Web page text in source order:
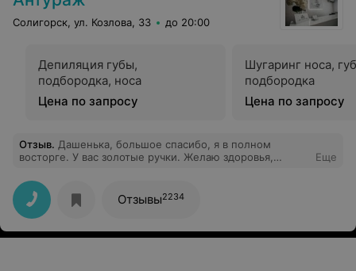
Солигорск, ул. Козлова, 33 до 20:00
Депиляция губы,
подбородка, носа
Цена по запросу
Шугаринг носа,
подбородка
Цена по запросу
Отзыв. Дашенька, большое спасибо, я в полном
восторге. У вас золотые ручки. Желаю здоровья,
желаний. С благодарностью ваша постоянная клиенка
Елена.
Еще
Отзывы2234